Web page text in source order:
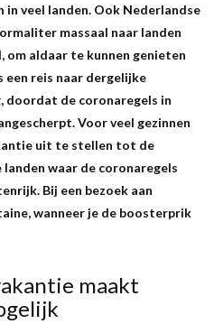
veel landen. Ook Nederlandse
massaal naar landen
aldaar te kunnen genieten
een reis naar dergelijke
doordat de coronaregels in
Voor veel gezinnen
uit te stellen tot de
landen waar de coronaregels
Bij een bezoek aan
wanneer je de boosterprik
maakt